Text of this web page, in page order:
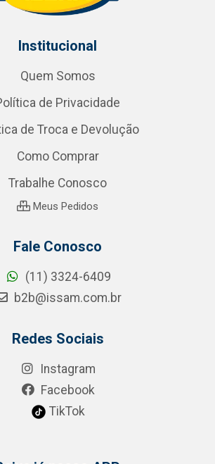
Institucional
Quem Somos
de Privacidade
de Troca e Devolução
Como Comprar
Trabalhe Conosco
Meus Pedidos
Fale Conosco
(11) 3324-6409
b2b@issam.com.br
Redes Sociais
Instagram
Facebook
TikTok